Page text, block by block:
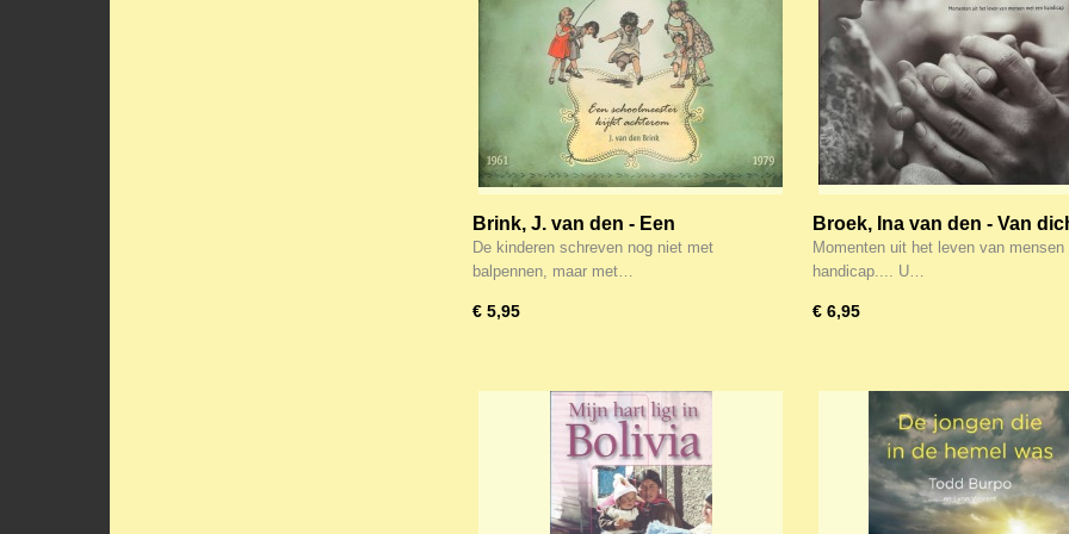
Brink, J. van den - Een
Schoolmeester kijkt achterom
De kinderen schreven nog niet met
balpennen, maar met…
€ 5,95
Broek, Ina van den - Van
gezien - momenten uit het
van mensen met een
Momenten uit het leven van mensen
handicap.... U…
€ 6,95